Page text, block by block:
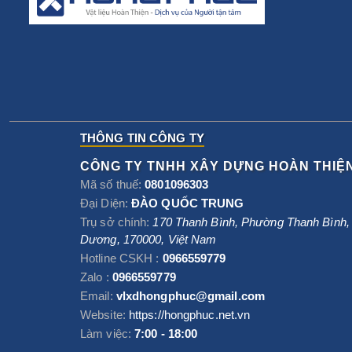
THÔNG TIN CÔNG TY
CÔNG TY TNHH XÂY DỰNG HOÀN
Mã số thuế:0801096303
Đại Diện: ĐÀO QUỐC TRUNG
Trụ sở chính: 170 Thanh Bình, Phường Thanh Bình,
Dương, 170000, Việt Nam
Hotline CSKH : 0966559779
Zalo : 0966559779
Email: vlxdhongphuc@gmail.com
Website: https://hongphuc.net.vn
Làm việc: 7:00 - 18:00